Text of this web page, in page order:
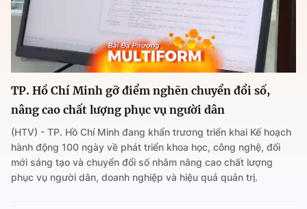
TP. Hồ Chí Minh gỡ điểm nghẽn chuyển đổi số,
nâng cao chất lượng phục vụ người dân
(HTV) - TP. Hồ Chí Minh đang khẩn trương triển khai Kế hoạch
hành động 100 ngày về phát triển khoa học, công nghệ, đổi
mới sáng tạo và chuyển đổi số nhằm nâng cao chất lượng
phục vụ người dân, doanh nghiệp và hiệu quả quản trị.